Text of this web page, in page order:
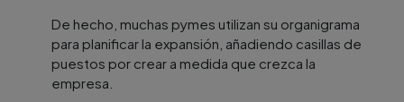
De hecho, muchas pymes utilizan su organigrama
para planificar la expansión, añadiendo casillas de
puestos por crear a medida que crezca la
empresa.